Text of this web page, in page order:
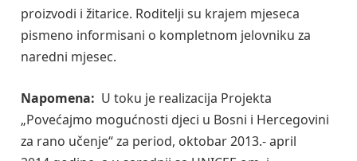
proizvodi i žitarice. Roditelji su krajem mjeseca
pismeno informisani o kompletnom jelovniku za
naredni mjesec.
Napomena: U toku je realizacija Projekta
„Povećajmo mogućnosti djeci u Bosni i Hercegovini
za rano učenje“ za period, oktobar 2013.- april